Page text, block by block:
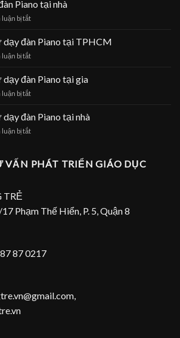
Piano tại nhà
luận bị tắtở
dạy
đàn
tại
dạy đàn Piano tại TPHCM
luận bị tắtở
gia
sư
dạy
Piano
TPHCM
dạy đàn Piano tại gia
luận bị tắtở
gia
sư
dạy
tại
dạy đàn Piano tại nhà
luận bị tắtở
sư
nhà
VẤN PHÁT TRIỂN GIÁO DỤC
TRẺ
Phạm Thế Hiển, P. 5, Quận 8
87 0217